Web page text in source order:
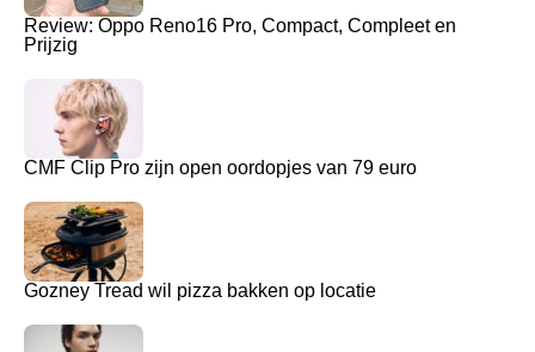
Review: Oppo Reno16 Pro, Compact, Compleet en
Prijzig
CMF Clip Pro zijn open oordopjes van 79 euro
Gozney Tread wil pizza bakken op locatie